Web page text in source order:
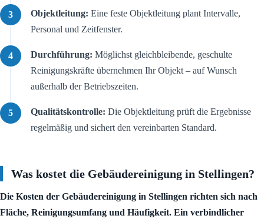
Objektleitung: Eine feste Objektleitung plant Intervalle,
Personal und Zeitfenster.
Durchführung: Möglichst gleichbleibende, geschulte
Reinigungskräfte übernehmen Ihr Objekt – auf Wunsch
außerhalb der Betriebszeiten.
Qualitätskontrolle: Die Objektleitung prüft die Ergebnisse
regelmäßig und sichert den vereinbarten Standard.
Was kostet die Gebäudereinigung in Stellingen?
Die Kosten der Gebäudereinigung in Stellingen richten sich nach
Fläche, Reinigungsumfang und Häufigkeit. Ein verbindlicher